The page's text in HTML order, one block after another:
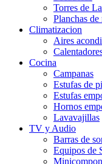
Torres de
Planchas de
Climatizacion
Aires
Cocina
Campanas
Estufas de
Estufas
Hornos
Lavavajillas
TV y Audio
Barras de
Equipos de